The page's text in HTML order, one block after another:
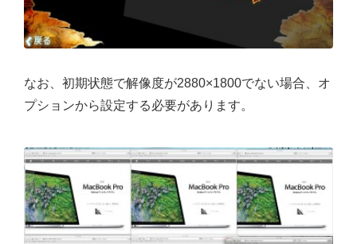
なお、初期状態で解像度が2880×1800でない場合、オ
プションから設定する必要があります。